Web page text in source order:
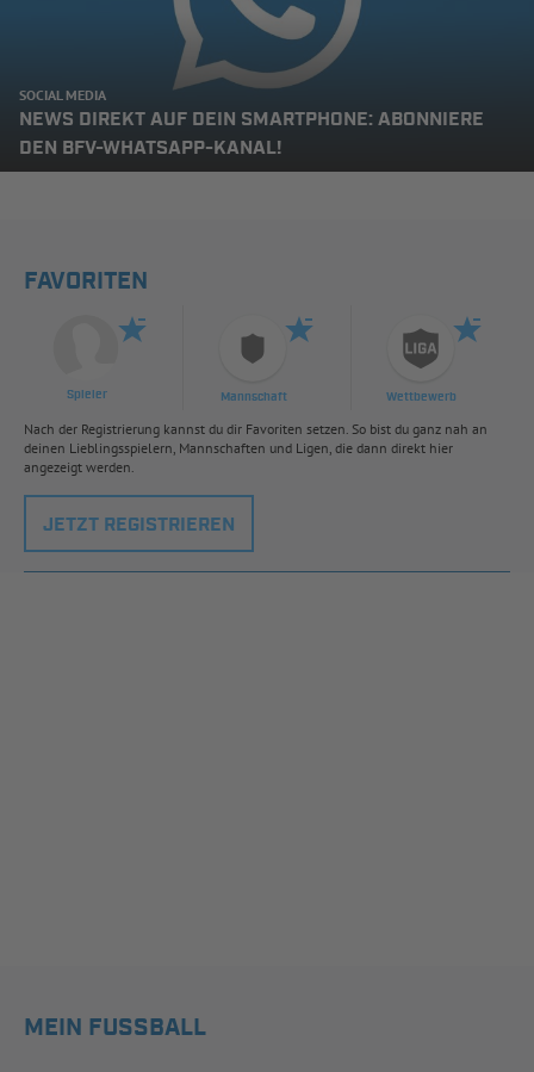
SOCIAL MEDIA
NEWS DIREKT AUF DEIN SMARTPHONE: ABONNIERE
DEN BFV-WHATSAPP-KANAL!
FAVORITEN
Spieler Mannschaft Wettbewerb
Nach der Registrierung kannst du dir Favoriten setzen. So bist du ganz nah an
deinen Lieblingsspielern, Mannschaften und Ligen, die dann direkt hier
angezeigt werden.
JETZT REGISTRIEREN
MEIN FUSSBALL